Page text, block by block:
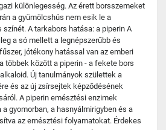
különlegesség. Az érett borsszemeket
a gyümölcshús nem esik le a
A tarkabors hatása: a piperin A
a só mellett a legnépszerűbb és
jótékony hatással van az emberi
többek között a piperin - a fekete bors
Új tanulmányok születtek a
és az új zsírsejtek képződésének
A piperin emésztési enzimek
gyomorban, a hasnyálmirigyben és a
az emésztési folyamatokat. Érdekes